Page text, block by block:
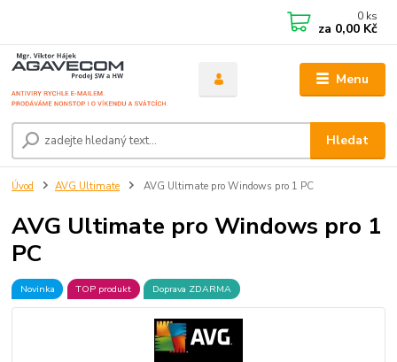
Menu
Hledat
0 ks
za 0,00 Kč
Úvod AVG Ultimate AVG Ultimate pro Windows pro 1 PC
AVG Ultimate pro Windows pro 1
PC
Novinka TOP produkt Doprava ZDARMA